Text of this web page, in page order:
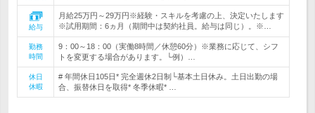
給与
月給25万円～29万円※経験・スキルを考慮の上、決定いたします
※試用期間：6ヵ月（期間中は契約社員。給与は同じ）。※…
勤務
時間
9：00～18：00（実働8時間／休憩60分）※業務に応じて、シフ
トを変更する場合があります。└例）…
休日
休暇
# 年間休日105日* 完全週休2日制└基本土日休み。土日出勤の場
合、振替休日を取得* 冬季休暇* …